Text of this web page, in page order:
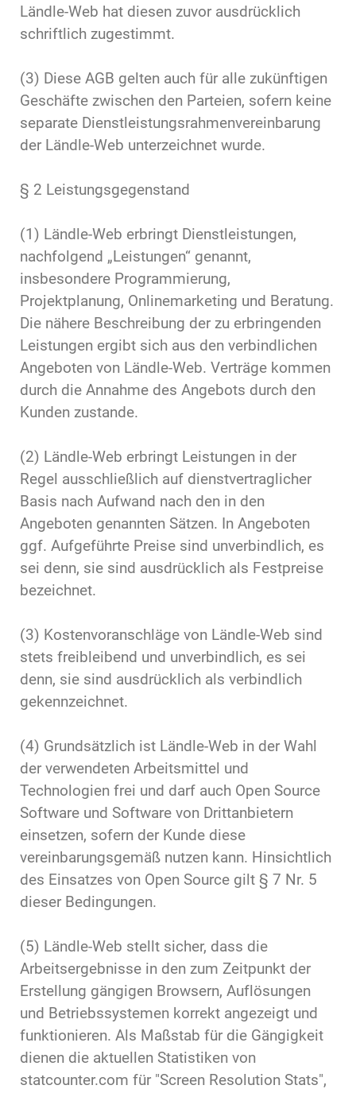
Ländle-Web hat diesen zuvor ausdrücklich
schriftlich zugestimmt.
(3) Diese AGB gelten auch für alle zukünftigen
Geschäfte zwischen den Parteien, sofern keine
separate Dienstleistungsrahmenvereinbarung
der Ländle-Web unterzeichnet wurde.
§ 2 Leistungsgegenstand
(1) Ländle-Web erbringt Dienstleistungen,
nachfolgend „Leistungen“ genannt,
insbesondere Programmierung,
Projektplanung, Onlinemarketing und Beratung.
Die nähere Beschreibung der zu erbringenden
Leistungen ergibt sich aus den verbindlichen
Angeboten von Ländle-Web. Verträge kommen
durch die Annahme des Angebots durch den
Kunden zustande.
(2) Ländle-Web erbringt Leistungen in der
Regel ausschließlich auf dienstvertraglicher
Basis nach Aufwand nach den in den
Angeboten genannten Sätzen. In Angeboten
ggf. Aufgeführte Preise sind unverbindlich, es
sei denn, sie sind ausdrücklich als Festpreise
bezeichnet.
(3) Kostenvoranschläge von Ländle-Web sind
stets freibleibend und unverbindlich, es sei
denn, sie sind ausdrücklich als verbindlich
gekennzeichnet.
(4) Grundsätzlich ist Ländle-Web in der Wahl
der verwendeten Arbeitsmittel und
Technologien frei und darf auch Open Source
Software und Software von Drittanbietern
einsetzen, sofern der Kunde diese
vereinbarungsgemäß nutzen kann. Hinsichtlich
des Einsatzes von Open Source gilt § 7 Nr. 5
dieser Bedingungen.
(5) Ländle-Web stellt sicher, dass die
Arbeitsergebnisse in den zum Zeitpunkt der
Erstellung gängigen Browsern, Auflösungen
und Betriebssystemen korrekt angezeigt und
funktionieren. Als Maßstab für die Gängigkeit
dienen die aktuellen Statistiken von
statcounter.com für "Screen Resolution Stats",